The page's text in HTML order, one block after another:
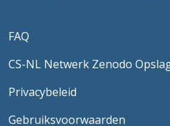
FAQ
CS-NL Netwerk Zenodo
Privacybeleid
Gebruiksvoorwaarden